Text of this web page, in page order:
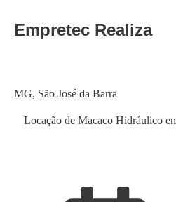
Empretec Realiza
Locação de Macaco Hidráulico
Category
MG, São José da Barra